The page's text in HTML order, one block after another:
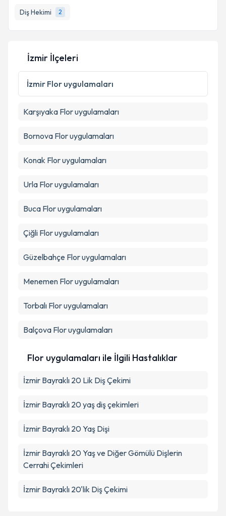
Diş Hekimi
2
İzmir İlçeleri
İzmir Flor uygulamaları
Karşıyaka Flor uygulamaları
Bornova Flor uygulamaları
Konak Flor uygulamaları
Urla Flor uygulamaları
Buca Flor uygulamaları
Çiğli Flor uygulamaları
Güzelbahçe Flor uygulamaları
Menemen Flor uygulamaları
Torbalı Flor uygulamaları
Balçova Flor uygulamaları
Flor uygulamaları ile İlgili Hastalıklar
İzmir Bayraklı 20 Lik Diş Çekimi
İzmir Bayraklı 20 yaş diş çekimleri
İzmir Bayraklı 20 Yaş Dişi
İzmir Bayraklı 20 Yaş ve Diğer Gömülü Dişlerin
Cerrahi Çekimleri
İzmir Bayraklı 20'lik Diş Çekimi